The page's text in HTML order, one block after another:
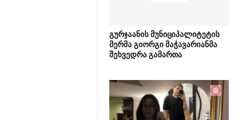
გურჯაანის მუნიციპალიტეტის
მერმა გიორგი მაჭავარიანმა
შეხვედრა გამართა